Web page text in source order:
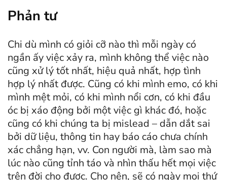
Phản tư
Chi dù mình có giỏi cỡ nào thì mỗi ngày có
ngần ấy việc xảy ra, mình không thể việc nào
cũng xử lý tốt nhất, hiệu quả nhất, hợp tình
hợp lý nhất được. Cũng có khi mình emo, có khi
mình mệt mỏi, có khi mình nổi cơn, có khi đầu
óc bị xáo động bởi một việc gì khác đó, hoặc
cũng có khi chúng ta bị mislead – dẫn dắt sai
bởi dữ liệu, thông tin hay báo cáo chưa chính
xác chẳng hạn, vv. Con người mà, làm sao mà
lúc nào cũng tỉnh táo và nhìn thấu hết mọi việc
trên đời cho được. Cho nên, sẽ có ngày mọi thứ